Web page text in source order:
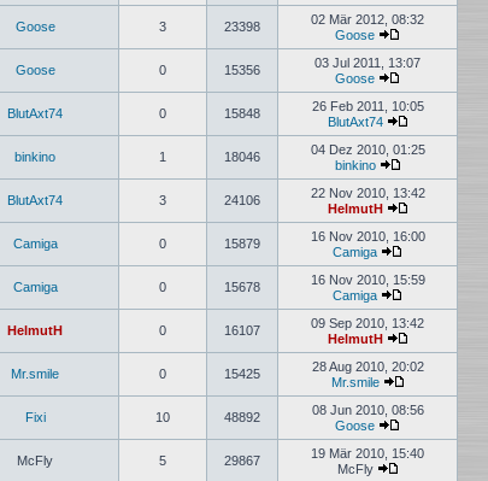
Neuester
Beitrag
Goose 3 23398
02 Mär 2012, 08:32
Goose
Neuester
Beitrag
Goose 0 15356
03 Jul 2011, 13:07
Goose
Neuester
Beitrag
BlutAxt74 0 15848
26 Feb 2011, 10:05
BlutAxt74
Neuester
Beitrag
binkino 1 18046
04 Dez 2010, 01:25
binkino
Neuester
Beitrag
BlutAxt74 3 24106
22 Nov 2010, 13:42
HelmutH
Neuester
Beitrag
Camiga 0 15879
16 Nov 2010, 16:00
Camiga
Neuester
Beitrag
Camiga 0 15678
16 Nov 2010, 15:59
Camiga
Neuester
Beitrag
HelmutH 0 16107
09 Sep 2010, 13:42
HelmutH
Neuester
Beitrag
Mr.smile 0 15425
28 Aug 2010, 20:02
Mr.smile
Neuester
Beitrag
Fixi 10 48892
08 Jun 2010, 08:56
Goose
Neuester
Beitrag
McFly 5 29867
19 Mär 2010, 15:40
McFly